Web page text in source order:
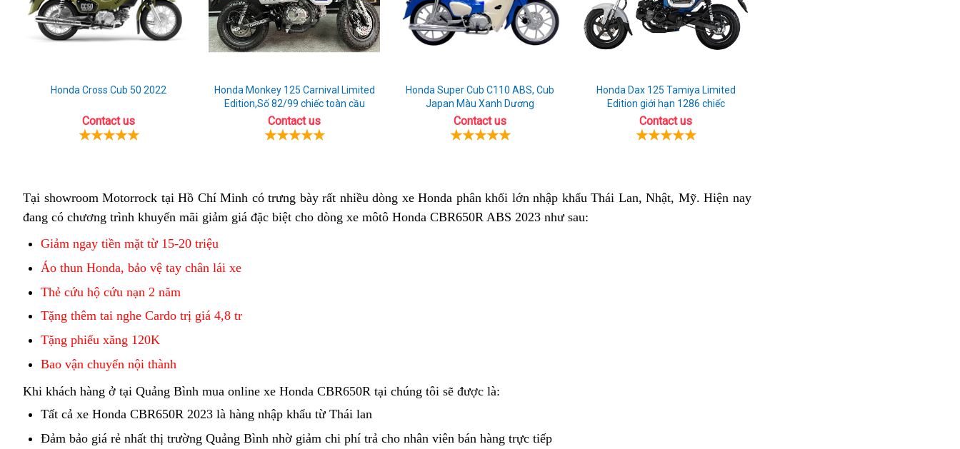
Honda Cross Cub 50 2022
Contact us
Honda Monkey 125 Carnival Limited
Edition,Số 82/99 chiếc toàn cầu
Contact us
Honda Super Cub C110 ABS, Cub
Japan Màu Xanh Dương
Contact us
Honda Dax 125 Tamiya Limited
Edition giới hạn 1286 chiếc
Contact us
Tại showroom Motorrock tại Hồ Chí Minh giá
chấp
có trưng bàyphân
phối
rất nhiều dòng xe Honda phân khối lớn nhập khẩu Thái Lan, Nhật, Mỹ. Hiện nay
đang có chương trình khuyến mãi giảm giá đặc biệt cho dòng xe môtô Honda CBR650R ABS 2023 như sau:
Giảm ngay tiền mặt từ 15-20 triệu
Áo thun Honda, bảo vệ tay chân lái xe
Thẻ cứu hộ cứu nạn 2 năm
Tặng thêm tai nghe Cardo trị giá 4,8 tr
Tặng phiếu xăng 120K
Bao vận chuyển nội thành
Khi khách hàng ở tại Quảng Bình mua online công
ty
xe Honda CBR650R tại chúng tôi sẽ được là:
Tất cả mua
ngay
xe Honda CBR650R 2023 Pháp
là hàng nhập khẩu từ Thái lan
Đảm bảo trung
giá rẻ cửa
nhất thị trường Quảng Bình nhờ giảm chi phí trả cho nhân viên bán hàng trực tiếp